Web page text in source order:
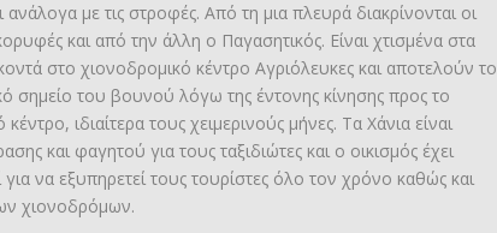
ανάλογα με τις στροφές. Από τη μια πλευρά διακρίνονται οι
και από την άλλη ο Παγασητικός. Είναι χτισμένα στα
στο χιονοδρομικό κέντρο Αγριόλευκες και αποτελούν το
σημείο του βουνού λόγω της έντονης κίνησης προς το
ιδιαίτερα τους χειμερινούς μήνες. Τα Xάνια είναι
και φαγητού για τους ταξιδιώτες και ο οικισμός έχει
να εξυπηρετεί τους τουρίστες όλο τον χρόνο καθώς και
χιονοδρόμων.